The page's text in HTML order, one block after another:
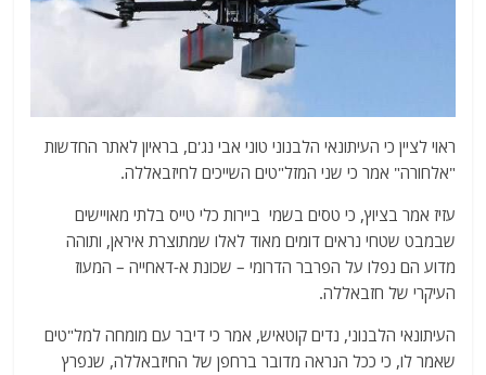
ראוי לציין כי העיתונאי הלבנוני טוני אבי נג'ם, בראיון לאתר החדשות
"אלחורה" אמר כי שני המזל"טים השייכים לחיזבאללה.
עזיז אמר בציוץ, כי טסים בשמי ביירות כלי טייס בלתי מאויישים
שבמבט שטחי נראים דומים מאוד לאלו שמתוצרת איראן, ותוהה
מדוע הם נפלו על הפרבר הדרומי – שכונת א-דאחייה – המעוז
העיקרי של חזבאללה.
העיתונאי הלבנוני, נדים קוטאיש, אמר כי דיבר עם מומחה למל"טים
שאמר לו, כי ככל הנראה מדובר ברחפן של החיזבאללה, שנפרץ